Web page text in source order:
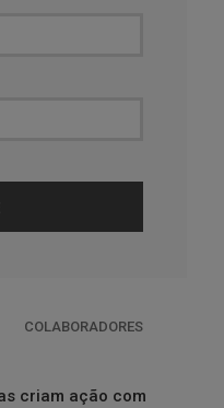
COLABORADORES
criam ação com